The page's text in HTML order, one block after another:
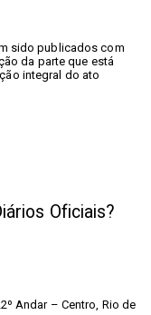
sido publicados com
da parte que está
integral do ato
Oficiais?
Andar – Centro, Rio de